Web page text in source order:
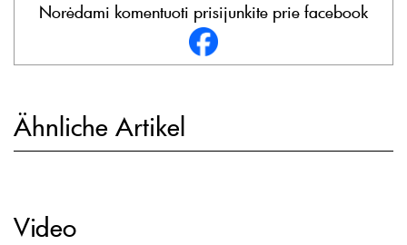
Norėdami komentuoti prisijunkite prie facebook
Ähnliche Artikel
Video